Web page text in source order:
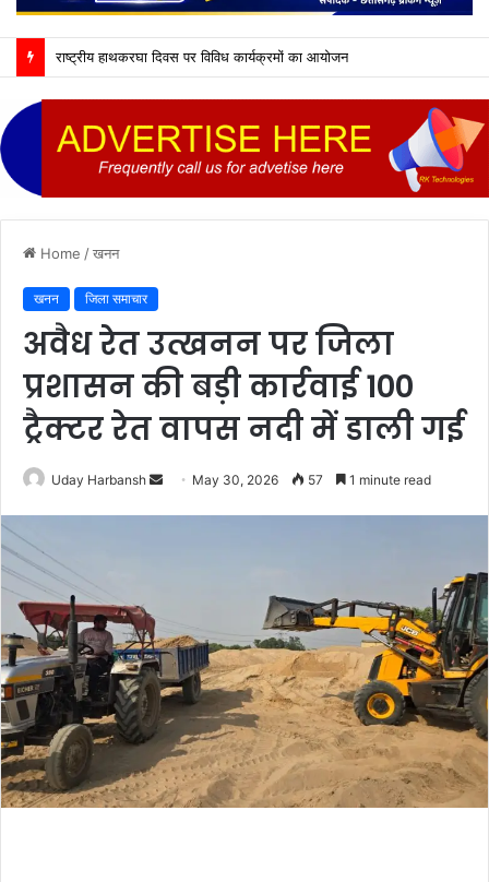
ग्राम पंचायत ससहा में ध्वजारोहण एवं राष्ट्रगीत कार्यक्रम संपन्न
Home /खनन
खनन जिला समाचार
अवैध रेत उत्खनन पर जिला
प्रशासन की बड़ी कार्रवाई 100
ट्रैक्टर रेत वापस नदी में डाली गई
Uday Harbansh
Send May 30, 2026 57 1 minute read